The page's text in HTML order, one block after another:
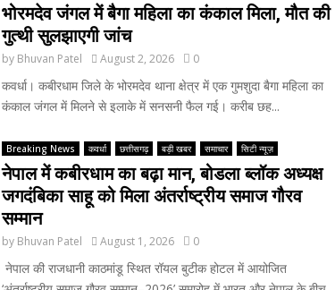
भोरमदेव जंगल में बैगा महिला का कंकाल मिला, मौत की
गुत्थी सुलझाएगी जांच
by Bhuvan Patel August 2, 2026 0
कवर्धा। कबीरधाम जिले के भोरमदेव थाना क्षेत्र में एक गुमशुदा बैगा महिला का
कंकाल जंगल में मिलने से इलाके में सनसनी फैल गई। करीब छह...
Breaking News कवर्धा छत्तीसगढ़ बड़ी खबर समाचार सिटी न्यूज़
नेपाल में कबीरधाम का बढ़ा मान, बोडला ब्लॉक अध्यक्ष
जगदंबिका साहू को मिला अंतर्राष्ट्रीय समाज गौरव
सम्मान
by Bhuvan Patel August 1, 2026 0
नेपाल की राजधानी काठमांडू स्थित रॉयल बुटीक होटल में आयोजित